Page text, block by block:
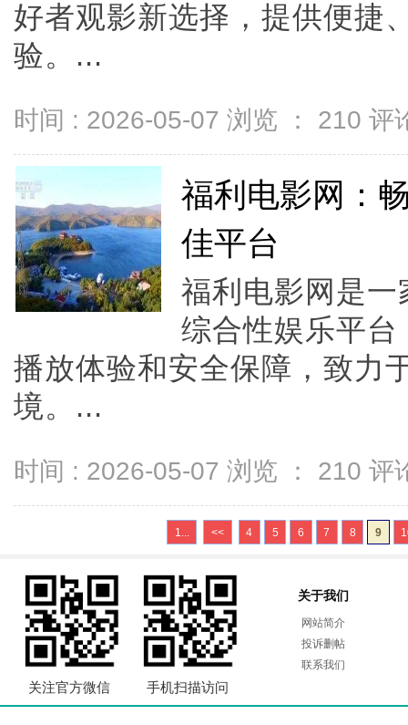
好者观影新选择，提供便捷
验。...
时间 : 2026-05-07 浏览 ： 210 评
福利电影网：
佳平台
福利电影网是
综合性娱乐平
播放体验和安全保障，致力
境。...
时间 : 2026-05-07 浏览 ： 210 评
1... << 4 5 6 7 8 9
关注官方微信 手机扫描访问
关于我们
网站简介
投诉删帖
联系我们